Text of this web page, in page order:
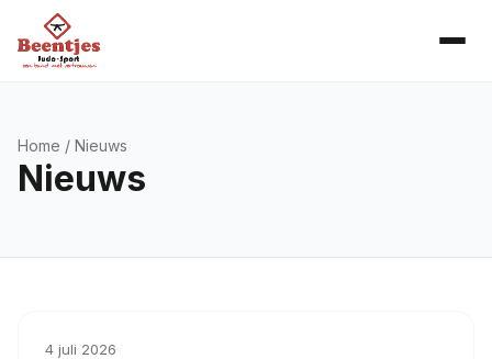
Home / Nieuws
Nieuws
4 juli 2026